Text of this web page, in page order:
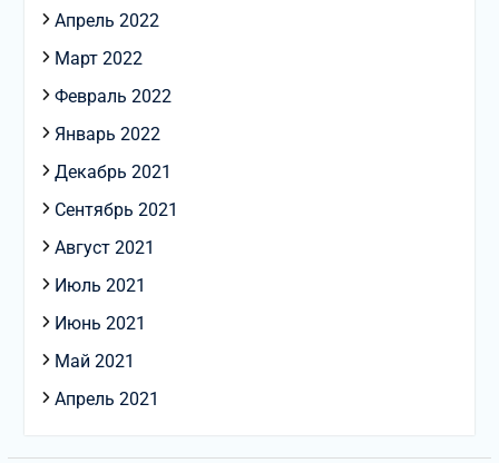
Апрель 2022
Март 2022
Февраль 2022
Январь 2022
Декабрь 2021
Сентябрь 2021
Август 2021
Июль 2021
Июнь 2021
Май 2021
Апрель 2021